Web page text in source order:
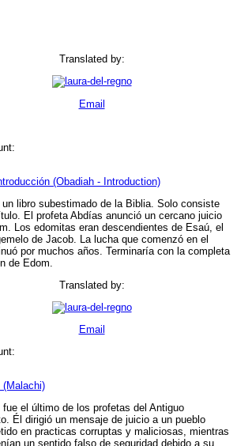
Translated by:
Email
(Obadiah - Introduction)
libro subestimado de la Biblia. Solo consiste
El profeta Abdías anunció un cercano juicio
Los edomitas eran descendientes de Esaú, el
de Jacob. La lucha que comenzó en el
por muchos años. Terminaría con la completa
de Edom.
Translated by:
Email
(Malachi)
fue el último de los profetas del Antiguo
Él dirigió un mensaje de juicio a un pueblo
en practicas corruptas y maliciosas, mientras
un sentido falso de seguridad debido a su